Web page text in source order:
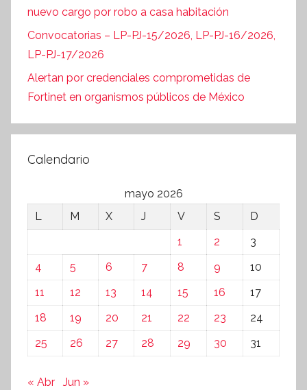
nuevo cargo por robo a casa habitación
Convocatorias – LP-PJ-15/2026, LP-PJ-16/2026,
LP-PJ-17/2026
Alertan por credenciales comprometidas de
Fortinet en organismos públicos de México
Calendario
mayo 2026
L
M X J V S
D
1
2
3
4
5 6 7 8 9
10
11
12 13 14 15 16
17
18
19 20 21 22 23
24
25
26 27 28 29 30 31
« Abr Jun »